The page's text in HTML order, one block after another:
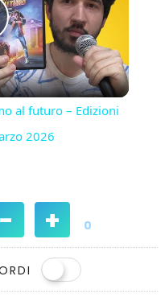
al futuro – Edizioni
2026
- + 0